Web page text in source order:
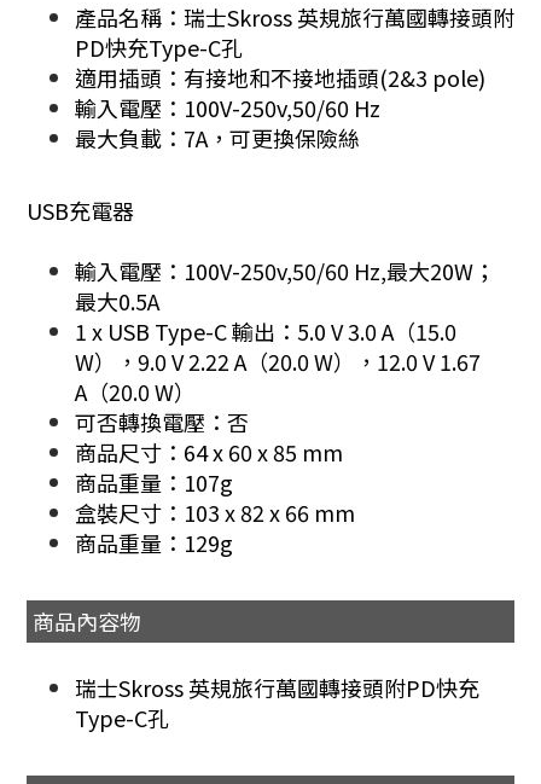
產品名稱：瑞士Skross 英規旅行萬國轉接頭附
PD快充Type-C孔
適用插頭：有接地和不接地插頭(2&3 pole)
輸入電壓：100V-250v,50/60 Hz
最大負載：7A，可更換保險絲
USB充電器
輸入電壓：100V-250v,50/60 Hz,最大20W；
最大0.5A
1 x USB Type-C 輸出：5.0 V 3.0 A（15.0
W），9.0 V 2.22 A（20.0 W），12.0 V 1.67
A（20.0 W）
可否轉換電壓：否
商品尺寸：64 x 60 x 85 mm
商品重量：107g
盒裝尺寸：103 x 82 x 66 mm
商品重量：129g
商品內容物
瑞士Skross 英規旅行萬國轉接頭附PD快充
Type-C孔